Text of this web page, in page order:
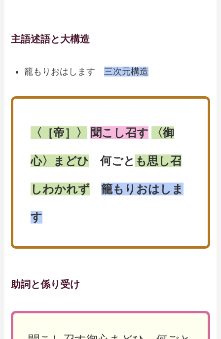
主語述語と大構造
籠もりおはします三次元構造
〈［帝］〉 聞こし召す 〈御
心〉まどひ 何ごと も思し召
しわかれず 籠もりおはしま
す
助詞と係り受け